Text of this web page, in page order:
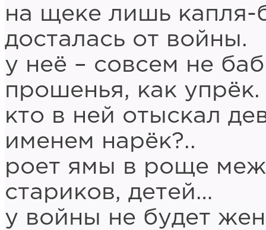
на щеке лишь
досталась от войны.
у неё – совсем не
прошенья, как упрёк.
кто в ней отыскал
именем нарёк?..
роет ямы в роще меж
стариков, детей…
у войны не будет